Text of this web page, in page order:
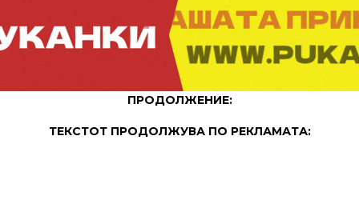
ПРОДОЛЖЕНИЕ:
ТЕКСТОТ ПРОДОЛЖУВА ПО РЕКЛАМАТА: